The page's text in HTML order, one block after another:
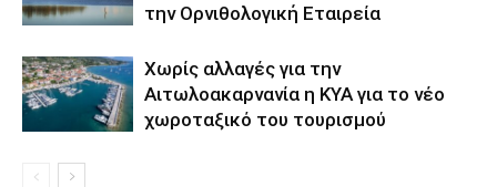
την Ορνιθολογική Εταιρεία
Xωρίς αλλαγές για την
Αιτωλοακαρνανία η ΚΥΑ για το νέο
χωροταξικό του τουρισμού